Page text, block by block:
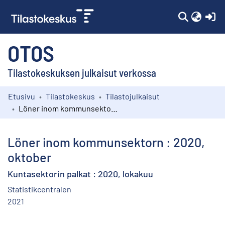
OTOS
Tilastokeskuksen julkaisut verkossa
Kokoelmat
Etusivu Tilastokeskus
Tilastojulkaisut
Löner inom kommunsektorn : 2020,
oktober
Kuntasektorin palkat : 2020, lokakuu
Statistikcentralen
2021